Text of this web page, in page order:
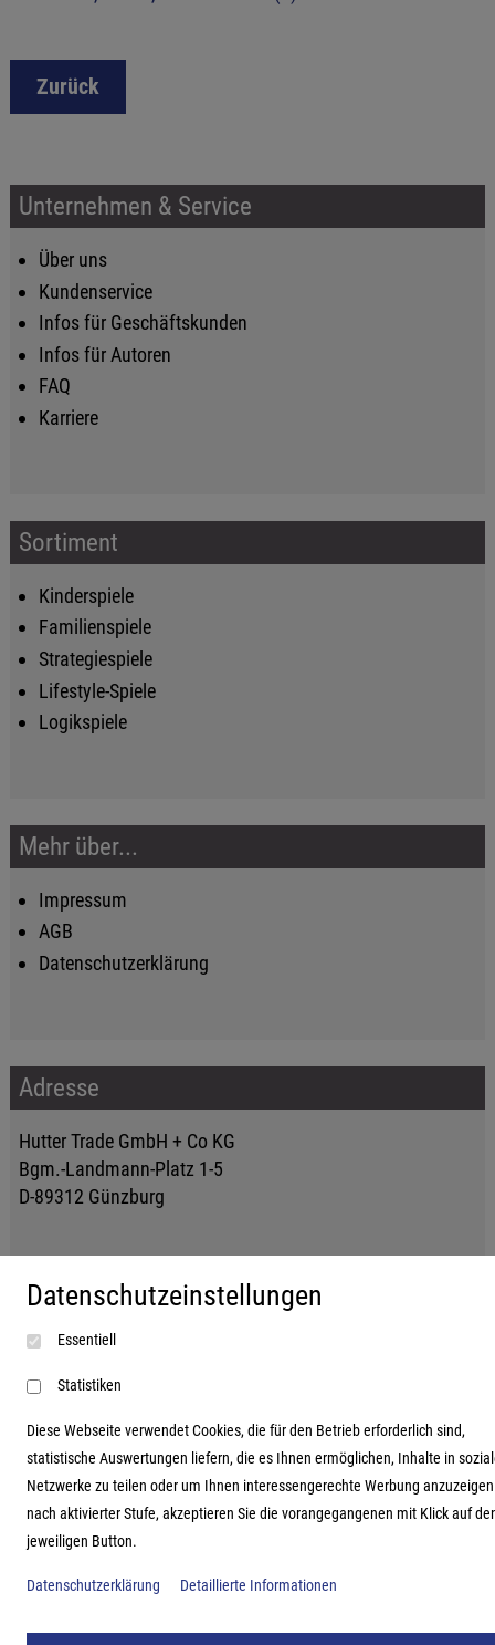
Zurück
Unternehmen & Service
Über uns
Kundenservice
Infos für Geschäftskunden
Infos für Autoren
FAQ
Karriere
Sortiment
Kinderspiele
Familienspiele
Strategiespiele
Lifestyle-Spiele
Logikspiele
Mehr über...
Impressum
AGB
Datenschutzerklärung
Adresse
Hutter Trade GmbH + Co KG
Bgm.-Landmann-Platz 1-5
D-89312 Günzburg
Datenschutzeinstellungen
Essentiell
Statistiken
Diese Webseite verwendet Cookies, die für den Betrieb erforderlich sind,
statistische Auswertungen liefern, die es Ihnen ermöglichen, Inhalte in
Netzwerke zu teilen oder um Ihnen interessengerechte Werbung
nach aktivierter Stufe, akzeptieren Sie die vorangegangenen mit Klick auf
jeweiligen Button.
Datenschutzerklärung Detaillierte Informationen